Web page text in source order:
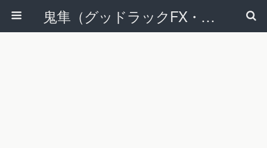
鬼隼（グッドラックFX・改）